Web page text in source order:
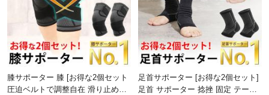
膝サポーター 膝 [お得な2個セット
圧迫ベルトで調整自在 滑り止め付
足首サポーター [お得な2個セット]
足首 サポーター 捻挫 固定 テーピ